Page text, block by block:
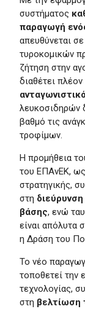
συστήματος
παραγωγή
απευθύνεται
τυροκομικών
ζήτηση στην
διαθέτει πλέον
λευκοσιδηρών
βαθμό τις
τροφίμων.
Η προμήθεια
του ΕΠΑνΕΚ, ως
στρατηγικής,
στη
βάσης, ενώ
είναι απόλυτα
η Δράση του
Το νέο
τοποθετεί την
τεχνολογίας,
στη βελτίωση